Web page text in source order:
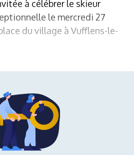
à célébrer le skieur
le mercredi 27
du village à Vufflens-le-